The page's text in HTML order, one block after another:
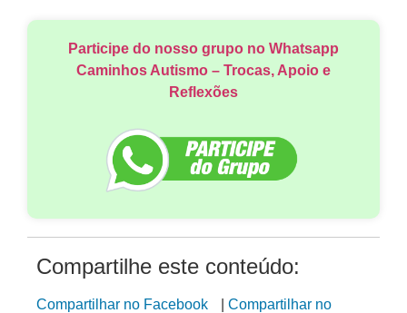
Participe do nosso grupo no Whatsapp
Caminhos Autismo – Trocas, Apoio e
Reflexões
Compartilhe este conteúdo:
Compartilhar no Facebook
Compartilhar no